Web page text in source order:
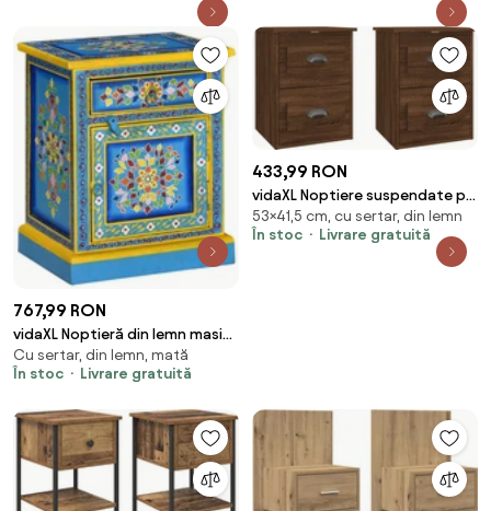
767,99 RON
vidaXL Noptieră din lemn masiv
de mango, turcoaz, pictată
manual
Cu sertar, din lemn, mată
În stoc
Livrare gratuită
433,99 RON
vidaXL Noptiere suspendate pe
perete, 2 buc, stejar maro,
41,5x36x53cm
53×41,5 cm, cu sertar, din lemn
În stoc
Livrare gratuită